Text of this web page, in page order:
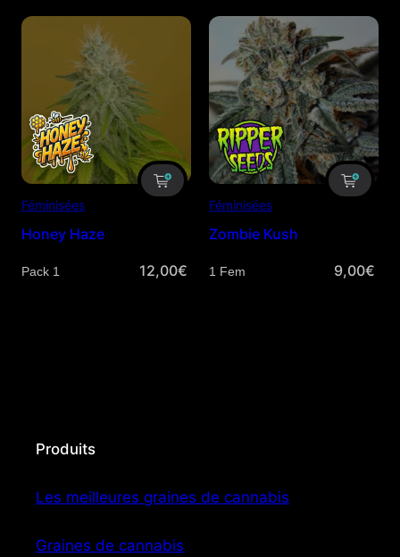
Féminisées
Honey Haze
Quantité 12,00€
Féminisées
Zombie Kush
Quantité 9,00€
Produits
Les meilleures graines de cannabis
Graines de cannabis